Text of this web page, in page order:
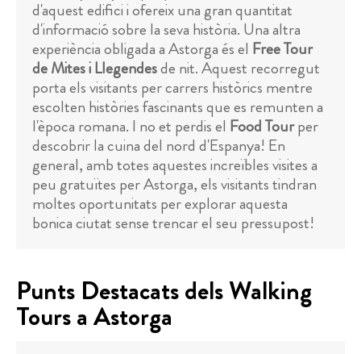
d'aquest edifici i ofereix una gran quantitat
d'informació sobre la seva història. Una altra
experiència obligada a Astorga és el Free Tour
de Mites i Llegendesde nit. Aquest recorregut
porta els visitants per carrers històrics mentre
escolten històries fascinants que es remunten a
l'època romana. I no et perdis el Food Tourper
descobrir la cuina del nord d'Espanya! En
general, amb totes aquestes increïbles visites a
peu gratuïtes per Astorga, els visitants tindran
moltes oportunitats per explorar aquesta
bonica ciutat sense trencar el seu pressupost!
Punts Destacats dels Walking
Tours a Astorga